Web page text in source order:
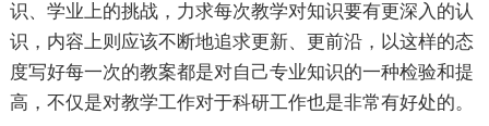
识、学业上的挑战，力求每次教学对知识要有更深入的认
识，内容上则应该不断地追求更新、更前沿，以这样的态
度写好每一次的教案都是对自己专业知识的一种检验和提
高，不仅是对教学工作对于科研工作也是非常有好处的。